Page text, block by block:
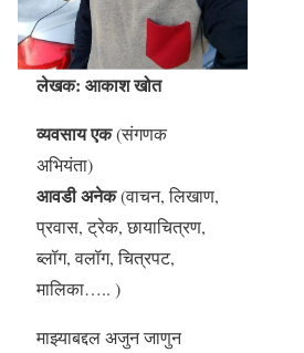
लेखक: आकाश खोत
व्यवसाय एक(संगणक
अभियंता)
आवडी अनेक(वाचन, लिखाण,
प्रवास, ट्रेक, छायाचित्रण,
ब्लॉग, वलॉग, चित्रपट,
मालिका….. )
माझ्याबद्दल अजुन जाणुन